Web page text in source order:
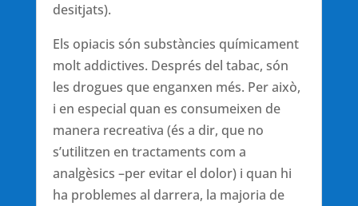
desitjats).
Els opiacis són substàncies químicament
molt addictives. Després del tabac, són
les drogues que enganxen més. Per això,
i en especial quan es consumeixen de
manera recreativa (és a dir, que no
s’utilitzen en tractaments com a
analgèsics –per evitar el dolor) i quan hi
ha problemes al darrera, la majoria de